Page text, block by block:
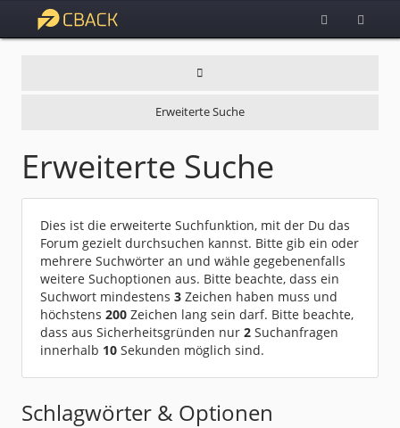
Erweiterte Suche
Erweiterte Suche
Dies ist die erweiterte Suchfunktion, mit der Du das
Forum gezielt durchsuchen kannst. Bitte gib ein oder
mehrere Suchwörter an und wähle gegebenenfalls
weitere Suchoptionen aus. Bitte beachte, dass ein
Suchwort mindestens 3 Zeichen haben muss und
höchstens 200 Zeichen lang sein darf. Bitte beachte,
dass aus Sicherheitsgründen nur 2 Suchanfragen
innerhalb 10 Sekunden möglich sind.
Schlagwörter & Optionen